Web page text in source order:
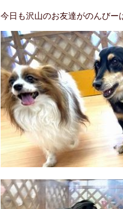
今日も沢山のお友達がのんびー